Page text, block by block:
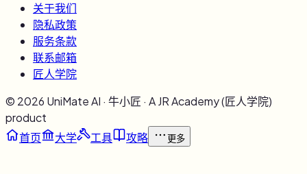
关于我们
隐私政策
服务条款
联系邮箱
匠人学院
© 2026 UniMate AI · 牛小匠 · A JR Academy (匠人学院)
product
首页
大学 工具 攻略 更多